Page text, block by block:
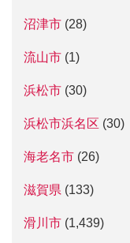
沼津市 (28)
流山市 (1)
浜松市 (30)
浜松市浜名区 (30)
海老名市 (26)
滋賀県 (133)
滑川市 (1,439)